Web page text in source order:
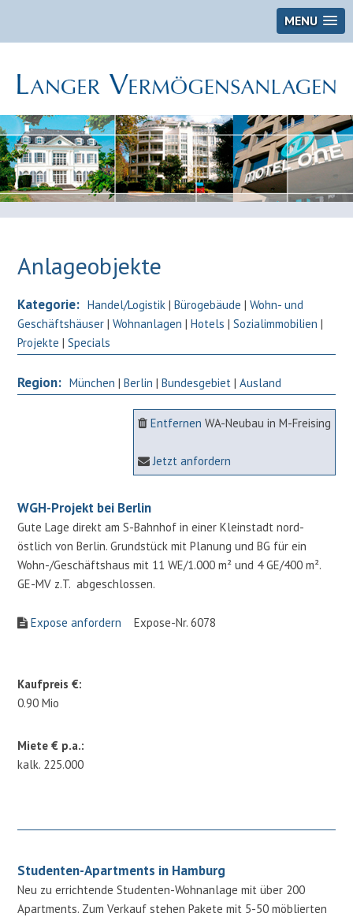
MENU
Anlageobjekte
Kategorie: Handel/Logistik |Bürogebäude |Wohn- und
Geschäftshäuser |Wohnanlagen |Hotels |Sozialimmobilien |
Projekte |Specials
Region: München |Berlin |Bundesgebiet |Ausland
Entfernen WA-Neubau in M-Freising
Jetzt anfordern
WGH-Projekt bei Berlin
Gute Lage direkt am S-Bahnhof in einer Kleinstadt nord-
östlich von Berlin. Grundstück mit Planung und BG für ein
Wohn-/Geschäftshaus mit 11 WE/1.000 m² und 4 GE/400 m².
GE-MV z.T. abgeschlossen.
Expose anfordern Expose-Nr. 6078
Kaufpreis €:
0.90 Mio
Miete € p.a.:
kalk. 225.000
Studenten-Apartments in Hamburg
Neu zu errichtende Studenten-Wohnanlage mit über 200
Apartments. Zum Verkauf stehen Pakete mit 5-50 möblierten